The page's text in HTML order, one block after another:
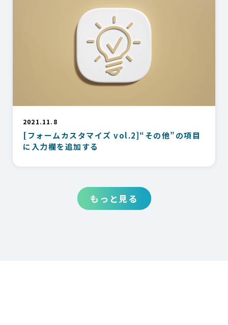
2021.11.8
[フォームカスタマイズ vol.2]“その他”の項目
に入力欄を追加する
もっと見る